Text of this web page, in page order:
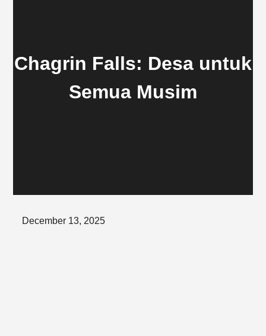
Chagrin Falls: Desa untuk
Semua Musim
Posted
December 13, 2025